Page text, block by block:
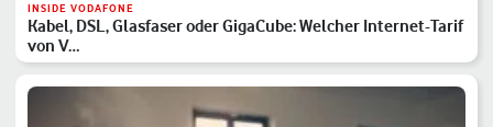
INSIDE VODAFONE
Kabel, DSL, Glasfaser oder GigaCube: Welcher Internet-Tarif
von V…